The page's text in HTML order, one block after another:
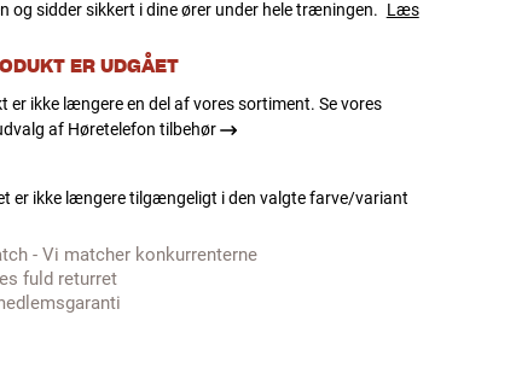
og sidder sikkert i dine ører under hele træningen. Læs
ER UDGÅET
er ikke længere en del af vores sortiment. Se vores
af Høretelefon tilbehør
er ikke længere tilgængeligt i den valgte farve/variant
- Vi matcher konkurrenterne
fuld returret